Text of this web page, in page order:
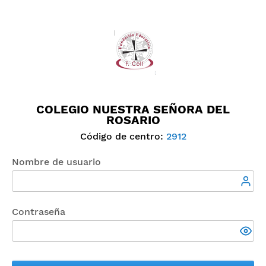
COLEGIO NUESTRA SEÑORA DEL
ROSARIO
Código de centro: 2912
Nombre de usuario
Contraseña